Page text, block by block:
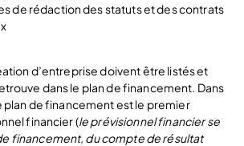
de rédaction des statuts et des contrats
d’entreprise doivent être listés et
dans le plan de financement. Dans
plan de financement est le premier
financier (le prévisionnel financier se
financement, du compte de résultat